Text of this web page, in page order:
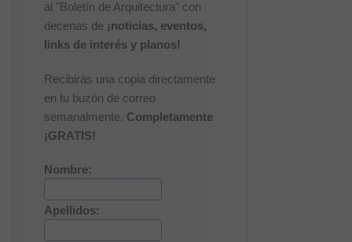
al "Boletín de Arquitectura" con
decenas de ¡noticias, eventos,
links de interés y planos!
Recibirás una copia directamente
en tu buzón de correo
semanalmente. Completamente
¡GRATIS!
Nombre:
Apellidos: